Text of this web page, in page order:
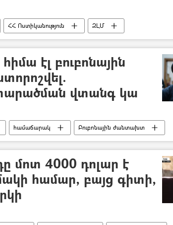
ՀՀ Ոստիկանություն
ԶԼՄ
էլ բուբոնային
վտանգ կա
համաճարակ Բուբոնային ժանտախտ
մոտ 4000 դոլար է
համար, բայց գիտի,